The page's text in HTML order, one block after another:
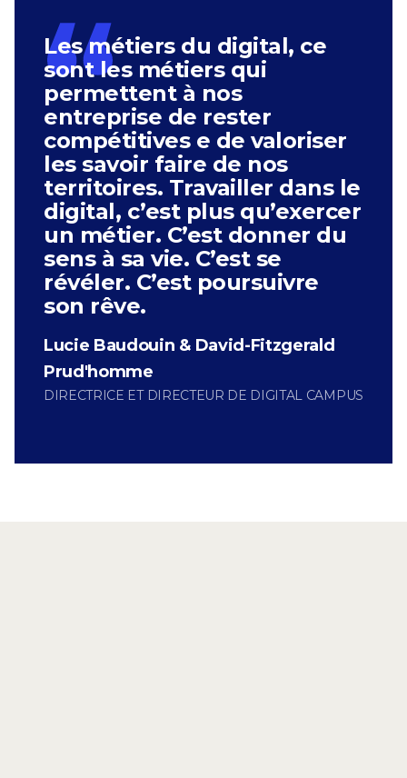
Digital Campus
95 Chem. Roger Martin, 13090 Aix-
en-Provence
Digital Campus
8 bis Rue de la Fontaine au Roi, 75011
Digital Campus
3 Rue de la Haye, 67300
Schiltigheim
Digital Campus
Rue 4, Dakar, Sénégal
Digital Campus
Local 528, Parc 2000, 3 Rue
La Réunion
Les métiers du digital, ce
sont les métiers qui
permettent à nos
entreprise de rester
compétitives e de valoriser
les savoir faire de nos
territoires. Travailler dans le
digital, c’est plus qu’exercer
un métier. C’est donner du
sens à sa vie. C’est se
révéler. C’est poursuivre
son rêve.
Lucie Baudouin & David-Fitzgerald
Prud'homme
DIRECTRICE ET DIRECTEUR DE DIGITAL CAMPUS